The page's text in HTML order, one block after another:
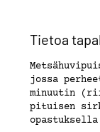
Tietoa
jossa
minuutin
pituisen